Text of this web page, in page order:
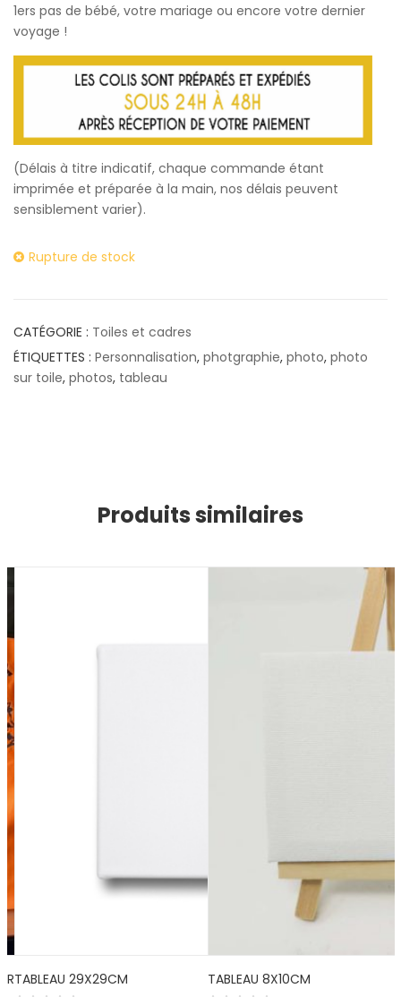
1ers pas de bébé, votre mariage ou encore votre dernier
voyage !
(Délais à titre indicatif, chaque commande étant
imprimée et préparée à la main, nos délais peuvent
sensiblement varier).
Rupture de stock
CATÉGORIE : Toiles et cadres
ÉTIQUETTES : Personnalisation, photgraphie, photo, photo
sur toile, photos, tableau
Produits similaires
– BRODERIE
TABLEAU 29X29CM TABLEAU 8X10CM